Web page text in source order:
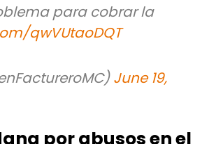
para cobrar la
qwVUtaoDQT
June 19,
por abusos en el